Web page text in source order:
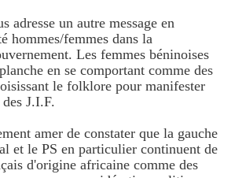
adresse un autre message en
hommes/femmes dans la
Les femmes béninoises
en se comportant comme des
le folklore pour manifester
J.I.F.
amer de constater que la gauche
et le PS en particulier continuent de
d'origine africaine comme des